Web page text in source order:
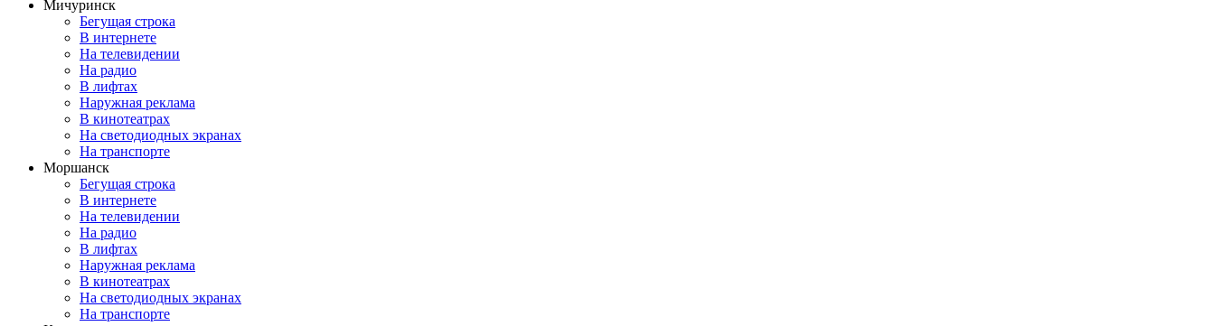
Мичуринск
Бегущая строка
В интернете
На телевидении
На радио
В лифтах
Наружная реклама
В кинотеатрах
На светодиодных экранах
На транспорте
Моршанск
Бегущая строка
В интернете
На телевидении
На радио
В лифтах
Наружная реклама
В кинотеатрах
На светодиодных экранах
На транспорте